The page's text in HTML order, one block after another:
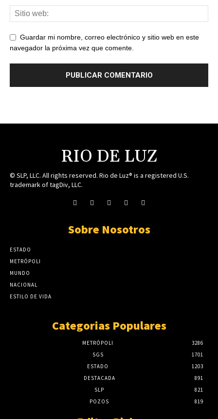
Guardar mi nombre, correo electrónico y sitio web en este
navegador la próxima vez que comente.
RIO DE LUZ
© SLP, LLC. All rights reserved. Rio de Luz® is a registered U.S.
trademark of tagDiv, LLC.
Sobre Nosotros
ESTADO
METRÓPOLI
MUNDO
NACIONAL
ESTILO DE VIDA
Categorias Populares
METRÓPOLI
3286
SGS
1701
ESTADO
1203
DESTACADA
891
SLP
821
POZOS
819